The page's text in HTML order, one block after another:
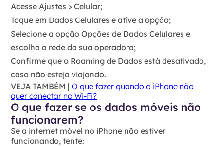
Acesse Ajustes > Celular;
Toque em Dados Celulares e ative a opção;
Selecione a opção Opções de Dados Celulares e
escolha a rede da sua operadora;
Confirme que o Roaming de Dados está desativado,
caso não esteja viajando.
VEJA TAMBÉM |O que fazer quando o iPhone não
quer conectar no Wi-Fi?
O que fazer se os dados móveis não
funcionarem?
Se a internet móvel no iPhone não estiver
funcionando, tente: